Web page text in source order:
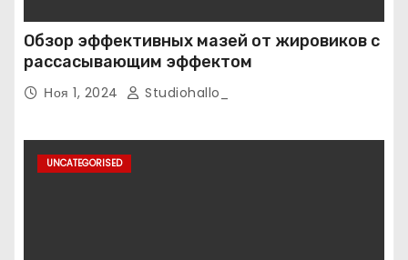
Обзор эффективных мазей от жировиков с
рассасывающим эффектом
Ноя 1, 2024 Studiohallo_
UNCATEGORISED